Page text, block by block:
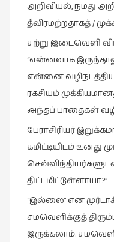
விமர்சனம்
புத்தகக்
காட்சி
தினங்கள்
புனைவுக்குறிப்புகள்
பெயரற்ற
மேகம்
மூத்தோர்
பாடல்
அறிவியல்,நமது
தீவிரமற்றதாகத்/
சற்று இடைவெளி
“என்னவாக
என்னை
ரகசியம்
அந்தப்பாதைகள்
பேராசிரியர்
கமிட்டியிடம்உனது
திட்டமிட்டுள்ளாயா?”
“இல்லை”என
சமவெளிக்குத்
இருக்கலாம்.